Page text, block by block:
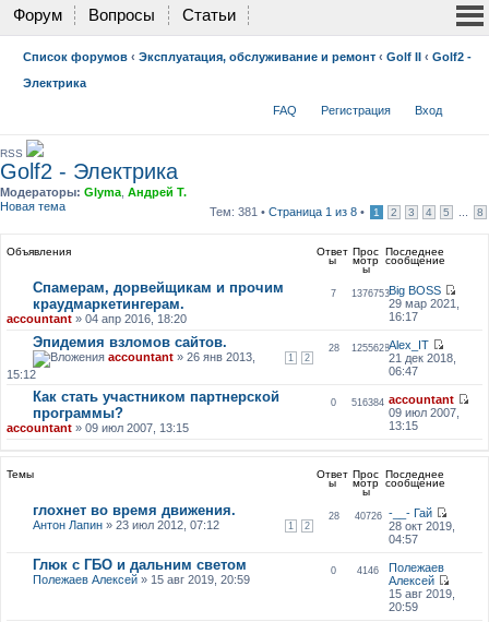
Форум Вопросы Статьи
Список форумов ‹ Эксплуатация, обслуживание и ремонт ‹ Golf II ‹ Golf2 -
Электрика
FAQ Регистрация Вход
RSS
Golf2 - Электрика
Модераторы: Glyma Андрей Т.
Новая тема
Тем: 381 • Страница 1 из 8 • 1 2 3 4 5 8
Объявления Ответ
ы
Прос
мотр
ы
Последнее
сообщение
Спамерам, дорвейщикам и прочим
краудмаркетингерам.
accountant» 04 апр 2016, 18:20
7 1376753Big BOSS
29 мар 2021,
16:17
Эпидемия взломов сайтов.
1 2
accountant» 26 янв 2013,
15:12
28 1255628Alex_IT
21 дек 2018,
06:47
Как стать участником партнерской
программы?
accountant» 09 июл 2007, 13:15
0 516384 accountant
09 июл 2007,
13:15
Темы Ответ
ы
Прос
мотр
ы
Последнее
сообщение
глохнет во время движения.
1 2
Антон Лапин» 23 июл 2012, 07:12
28 40726
-__- Гай
28 окт 2019,
04:57
Глюк с ГБО и дальним светом
Полежаев Алексей» 15 авг 2019, 20:59
0 4146
Полежаев
Алексей
15 авг 2019,
20:59